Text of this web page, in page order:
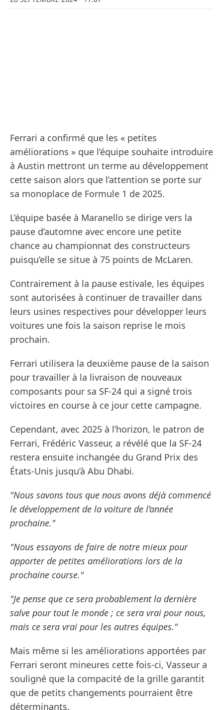
Ferrari a confirmé que les « petites
améliorations » que l’équipe souhaite introduire
à Austin mettront un terme au développement
cette saison alors que l’attention se porte sur
sa monoplace de Formule 1 de 2025.
L’équipe basée à Maranello se dirige vers la
pause d’automne avec encore une petite
chance au championnat des constructeurs
puisqu’elle se situe à 75 points de McLaren.
Contrairement à la pause estivale, les équipes
sont autorisées à continuer de travailler dans
leurs usines respectives pour développer leurs
voitures une fois la saison reprise le mois
prochain.
Ferrari utilisera la deuxième pause de la saison
pour travailler à la livraison de nouveaux
composants pour sa SF-24 qui a signé trois
victoires en course à ce jour cette campagne.
Cependant, avec 2025 à l’horizon, le patron de
Ferrari, Frédéric Vasseur, a révélé que la SF-24
restera ensuite inchangée du Grand Prix des
États-Unis jusqu’à Abu Dhabi.
"Nous savons tous que nous avons déjà commencé
le développement de la voiture de l’année
prochaine."
"Nous essayons de faire de notre mieux pour
apporter de petites améliorations lors de la
prochaine course."
"Je pense que ce sera probablement la dernière
salve pour tout le monde ; ce sera vrai pour nous,
mais ce sera vrai pour les autres équipes."
Mais même si les améliorations apportées par
Ferrari seront mineures cette fois-ci, Vasseur a
souligné que la compacité de la grille garantit
que de petits changements pourraient être
déterminants.